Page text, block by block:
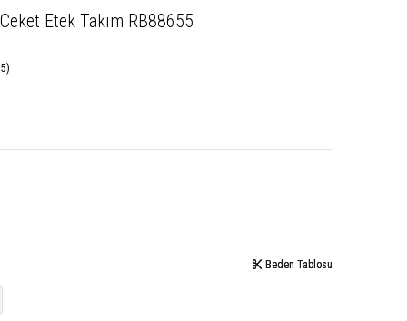
Etek Takım RB88655
Beden Tablosu
Beden Tablosu